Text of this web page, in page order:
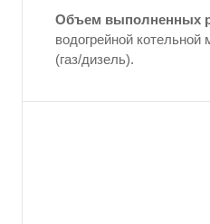
Объем выполненных
водогрейной
(газ/дизель).